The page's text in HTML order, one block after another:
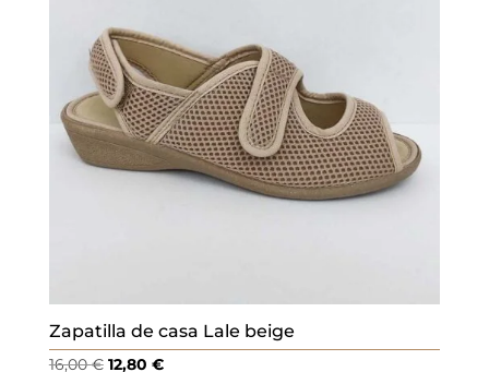
Zapatilla de casa Lale beige
16,00€ El
12,80 €El